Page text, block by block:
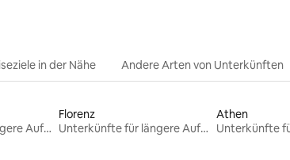
in der Nähe Andere Arten von Unterkünften
Unterkünfte für längere Aufenthalte
Florenz
Unterkünfte für längere Aufenthalte
Athen